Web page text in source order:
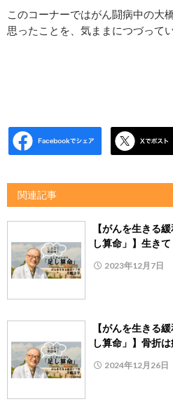
このコーナーではがん闘病中の大
思ったことを、気ままにつづって
関連記事
【がんを生きる
し算命」】生き
2023年12月7日
【がんを生きる
し算命」】骨折
2024年12月26日